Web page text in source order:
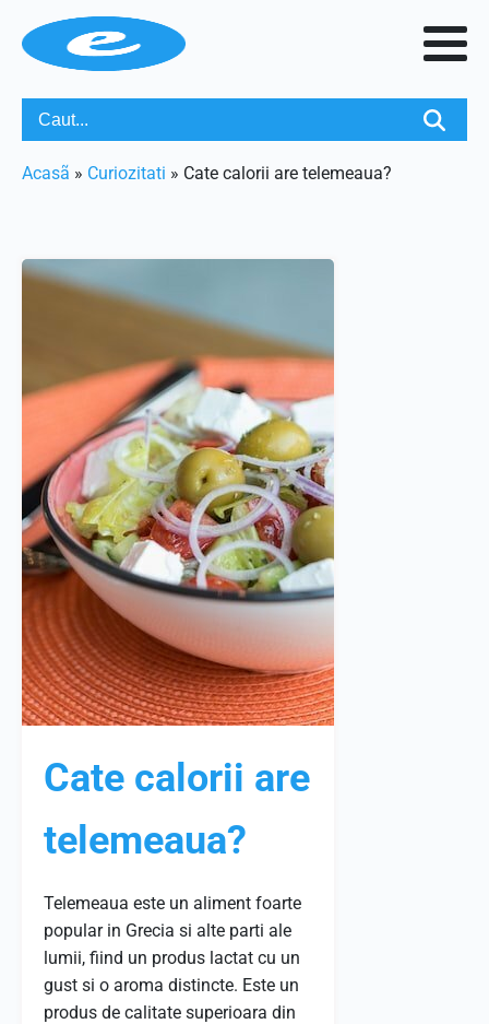
Acasã » Curiozitati » Cate calorii are telemeaua?
Cate calorii are
telemeaua?
Telemeaua este un aliment foarte
popular in Grecia si alte parti ale
lumii, fiind un produs lactat cu un
gust si o aroma distincte. Este un
produs de calitate superioara din